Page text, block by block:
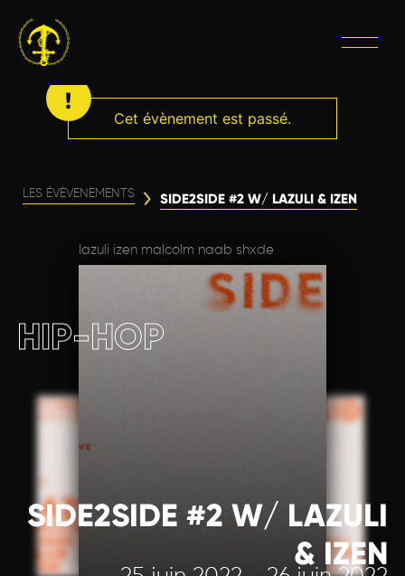
Cet évènement est passé.
LES ÉVÈVENEMENTS SIDE2SIDE #2 W/ LAZULI & IZEN
lazuli izen malcolm naab shxde
SIDE2SIDE #2 W/ LAZULI
& IZEN
HIP-HOP